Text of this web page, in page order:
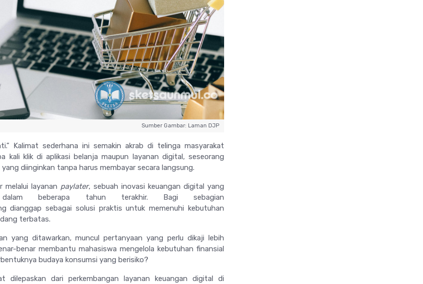
Sumber Gambar: Laman DJP
Kalimat sederhana ini semakin akrab di telinga masyarakat
kali klik di aplikasi belanja maupun layanan digital, seseorang
diinginkan tanpa harus membayar secara langsung.
melalui layanan paylater, sebuah inovasi keuangan digital yang
beberapa tahun terakhir. Bagi sebagian
dianggap sebagai solusi praktis untuk memenuhi kebutuhan
terbatas.
yang ditawarkan, muncul pertanyaan yang perlu dikaji lebih
benar membantu mahasiswa mengelola kebutuhan finansial
budaya konsumsi yang berisiko?
dilepaskan dari perkembangan layanan keuangan digital di